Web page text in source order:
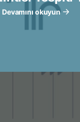
Devamını okuyun